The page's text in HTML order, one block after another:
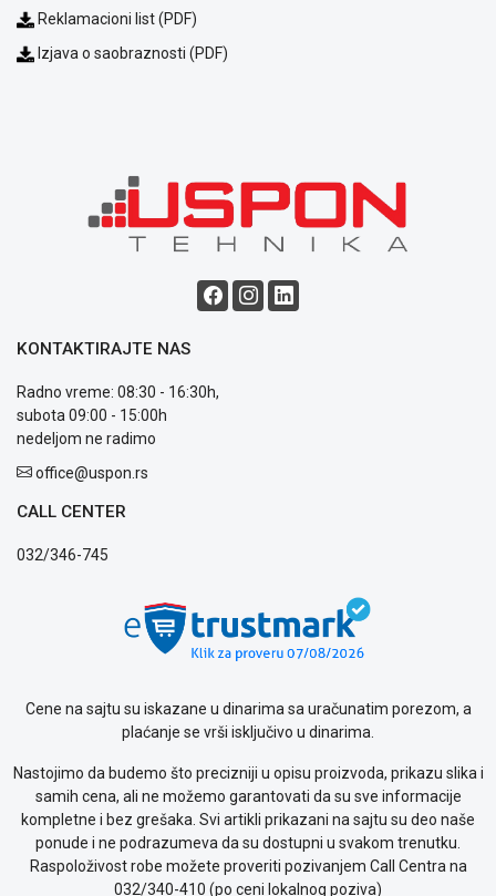
Usluge
kvara
Politika
privatnosti
o
kolačićima
garancije
Reklamacioni list (PDF)
Izjava o saobraznosti (PDF)
KONTAKTIRAJTE NAS
Radno vreme: 08:30 - 16:30h,
subota 09:00 - 15:00h
nedeljom ne radimo
office@uspon.rs
CALL CENTER
032/346-745
Cene na sajtu su iskazane u dinarima sa uračunatim porezom, a
plaćanje se vrši isključivo u dinarima.
Nastojimo da budemo što precizniji u opisu proizvoda, prikazu slika i
samih cena, ali ne možemo garantovati da su sve informacije
kompletne i bez grešaka. Svi artikli prikazani na sajtu su deo naše
ponude i ne podrazumeva da su dostupni u svakom trenutku.
Raspoloživost robe možete proveriti pozivanjem Call Centra na
032/340-410 (po ceni lokalnog poziva)